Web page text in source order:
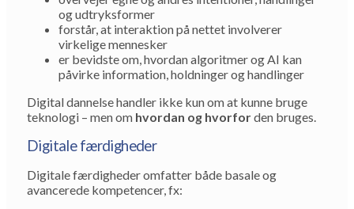
og udtryksformer
forstår, at interaktion på nettet involverer
virkelige mennesker
er bevidste om, hvordan algoritmer og AI kan
påvirke information, holdninger og handlinger
Digital dannelse handler ikke kun om at kunne bruge
teknologi – men om hvordan og hvorforden bruges.
Digitale færdigheder
Digitale færdigheder omfatter både basale og
avancerede kompetencer, fx: